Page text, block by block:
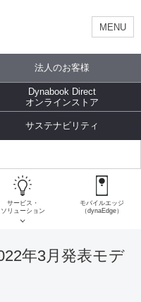
MENU
法人のお客様
Dynabook Direct
オンラインストア
サステナビリティ
サービス・
ソリューション
モバイルエッジ
（dynaEdge）
年3月発表モデ